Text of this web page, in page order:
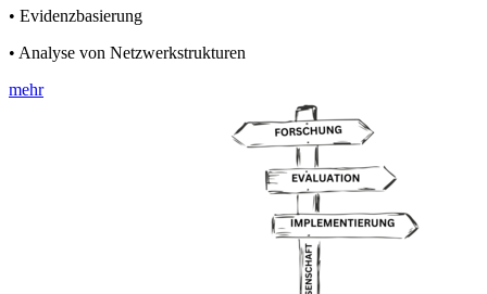
• Evidenzbasierung
• Analyse von Netzwerkstrukturen
mehr